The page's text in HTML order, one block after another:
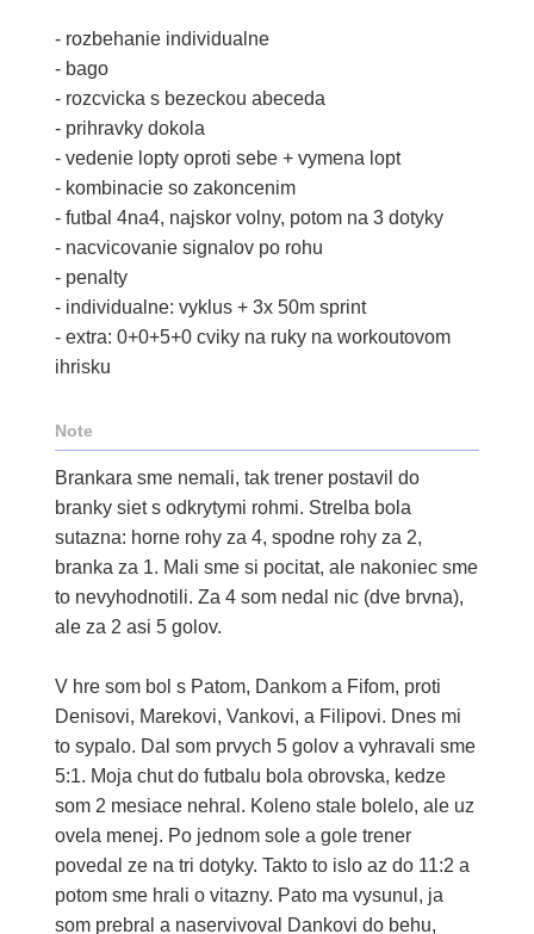
- rozbehanie individualne
- bago
- rozcvicka s bezeckou abeceda
- prihravky dokola
- vedenie lopty oproti sebe + vymena lopt
- kombinacie so zakoncenim
- futbal 4na4, najskor volny, potom na 3 dotyky
- nacvicovanie signalov po rohu
- penalty
- individualne: vyklus + 3x 50m sprint
- extra: 0+0+5+0 cviky na ruky na workoutovom
ihrisku
Note
Brankara sme nemali, tak trener postavil do
branky siet s odkrytymi rohmi. Strelba bola
sutazna: horne rohy za 4, spodne rohy za 2,
branka za 1. Mali sme si pocitat, ale nakoniec sme
to nevyhodnotili. Za 4 som nedal nic (dve brvna),
ale za 2 asi 5 golov.
V hre som bol s Patom, Dankom a Fifom, proti
Denisovi, Marekovi, Vankovi, a Filipovi. Dnes mi
to sypalo. Dal som prvych 5 golov a vyhravali sme
5:1. Moja chut do futbalu bola obrovska, kedze
som 2 mesiace nehral. Koleno stale bolelo, ale uz
ovela menej. Po jednom sole a gole trener
povedal ze na tri dotyky. Takto to islo az do 11:2 a
potom sme hrali o vitazny. Pato ma vysunul, ja
som prebral a naservivoval Dankovi do behu,